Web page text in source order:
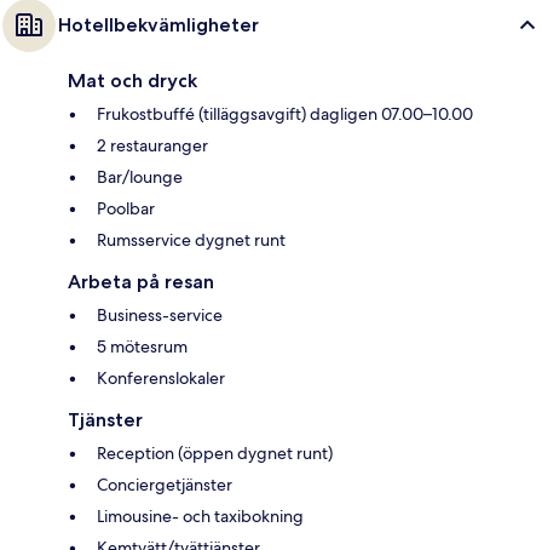
Hotellbekvämligheter
Mat och dryck
Frukostbuffé (tilläggsavgift) dagligen 07.00–10.00
2 restauranger
Bar/lounge
Poolbar
Rumsservice dygnet runt
Arbeta på resan
Business-service
5 mötesrum
Konferenslokaler
Tjänster
Reception (öppen dygnet runt)
Conciergetjänster
Limousine- och taxibokning